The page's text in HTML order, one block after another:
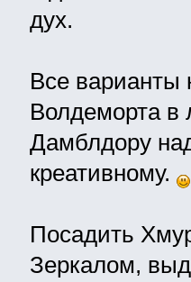
дух.
Все варианты
Волдеморта в
Дамблдору
креативному.
Посадить
Зеркалом,